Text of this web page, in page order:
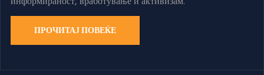
ПРОЧИТАЈ ПОВЕЌЕ